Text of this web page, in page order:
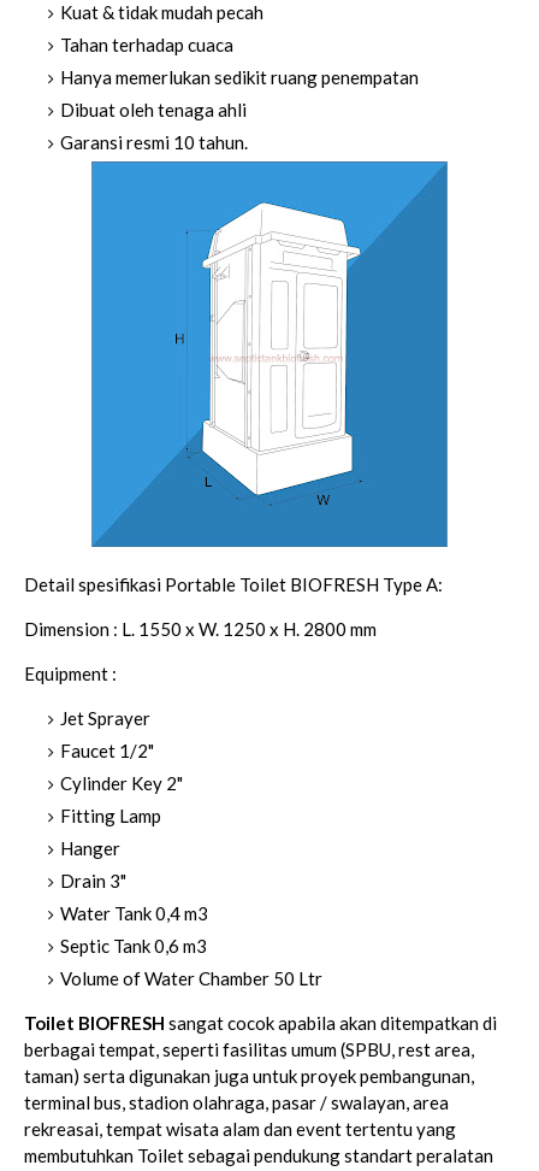
Kuat & tidak mudah pecah​
Tahan terhadap cuaca​
Hanya memerlukan sedikit ruang penempatan​
Dibuat oleh tenaga ahli​
Garansi resmi 10 tahun.
Detail spesifikasi Portable Toilet BIOFRESH Type A:
Dimension : L. 1550 x W. 1250 x H. 2800 mm
Equipment :
Jet Sprayer
Faucet 1/2"
Cylinder Key 2"
Fitting Lamp
Hanger
Drain 3"
Water Tank 0,4 m3
Septic Tank 0,6 m3
Volume of Water Chamber 50 Ltr
Toilet BIOFRESH sangat cocok apabila akan ditempatkan di
berbagai tempat, seperti fasilitas umum (SPBU, rest area,
taman) serta digunakan juga untuk proyek pembangunan,
terminal bus, stadion olahraga, pasar / swalayan, area
rekreasai, tempat wisata alam dan event tertentu yang
membutuhkan Toilet sebagai pendukung standart peralatan